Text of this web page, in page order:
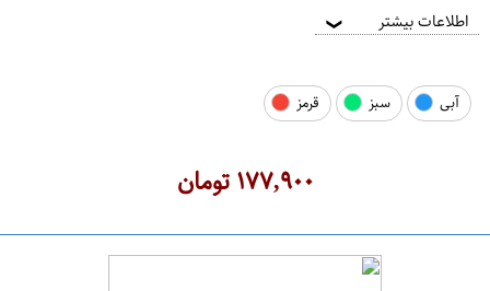
ه
ا
ن
اطلاعات بیشتر ❯
آبی سبز قرمز
۱۷۷,۹۰۰تومان